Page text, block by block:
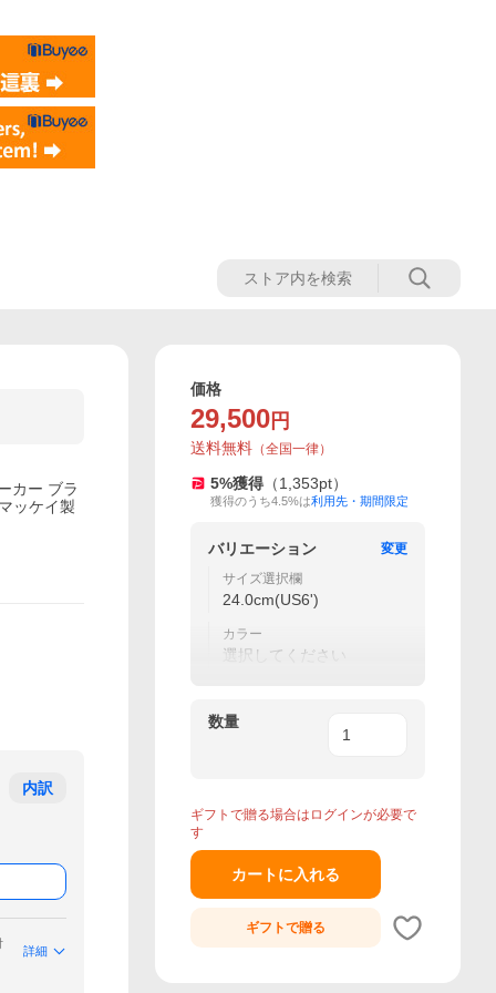
カー ブラ
ッケイ製
内訳
詳細
価格
29,500 円
送料無料 （全国一律）
5%獲得 （1,353pt）
獲得のうち4.5%は利用先・期間限定
バリエーション
変更
サイズ選択欄
24.0cm(US6')
カラー
選択してください
数量
ギフトで贈る場合はログインが必要で
す
カートに入れる
ギフトで贈る